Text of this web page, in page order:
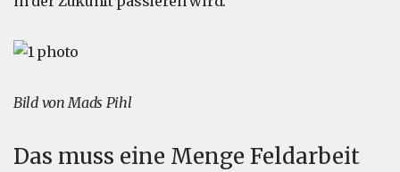
Bild von Mads Pihl
Das muss eine Menge Feldarbeit